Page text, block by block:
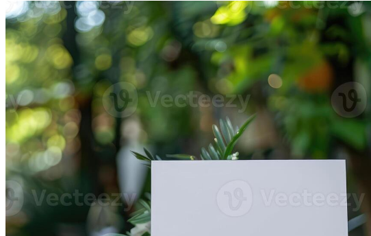
Fotos
PNGs
PSDs
SVGs
Plantillas
Vectores
Videos
Gráficos en Movimiento
Imágenes Editoriales
Eventos Editoriales